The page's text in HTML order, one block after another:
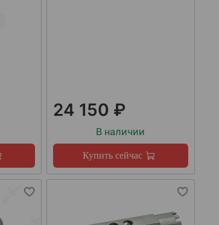
24 150 ₽
В наличии
Купить сейчас